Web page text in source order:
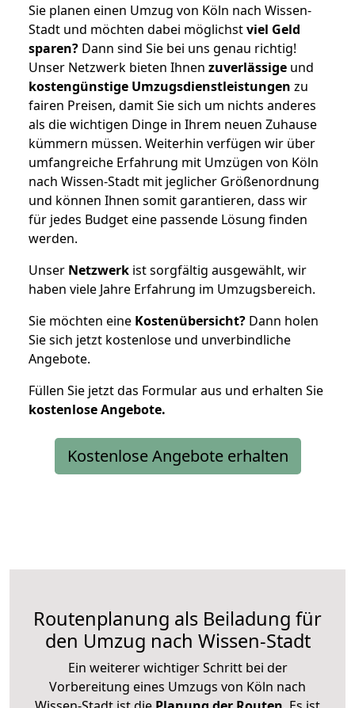
Sie planen einen Umzug von Köln nach Wissen-
Stadt und möchten dabei möglichstviel Geld
sparen? Dann sind Sie bei uns genau richtig!
Unser Netzwerk bieten Ihnen zuverlässige und
kostengünstige Umzugsdienstleistungen zu
fairen Preisen, damit Sie sich um nichts anderes
als die wichtigen Dinge in Ihrem neuen Zuhause
kümmern müssen. Weiterhin verfügen wir über
umfangreiche Erfahrung mit Umzügen von Köln
nach Wissen-Stadt mit jeglicher Größenordnung
und können Ihnen somit garantieren, dass wir
für jedes Budget eine passende Lösung finden
werden.
Unser Netzwerk ist sorgfältig ausgewählt, wir
haben viele Jahre Erfahrung im Umzugsbereich.
Sie möchten eine Kostenübersicht? Dann holen
Sie sich jetzt kostenlose und unverbindliche
Angebote.
Füllen Sie jetzt das Formular aus und erhalten Sie
kostenloseAngebote.
Kostenlose Angebote erhalten
Routenplanung als Beiladung für
den Umzug nach Wissen-Stadt
Ein weiterer wichtiger Schritt bei der
Vorbereitung eines Umzugs von Köln nach